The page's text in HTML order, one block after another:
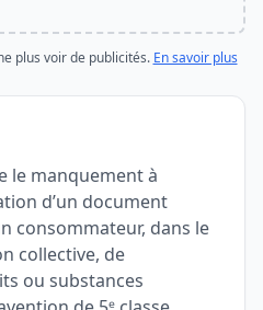
plus voir de publicités. En savoir plus
le manquement à
d’un document
consommateur, dans le
collective, de
ou substances